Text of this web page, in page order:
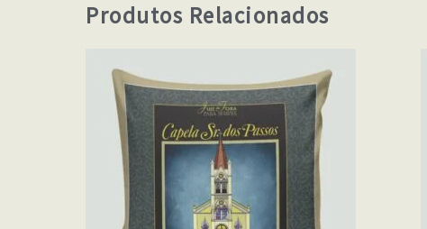
Produtos Relacionados